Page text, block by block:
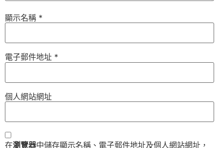
顯示名稱 *
電子郵件地址 *
個人網站網址
在瀏覽器中儲存顯示名稱、電子郵件地址及個人網站網址，